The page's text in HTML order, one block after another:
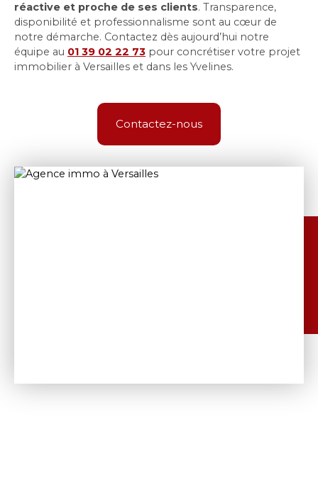
réactive et proche de ses clients. Transparence,
disponibilité et professionnalisme sont au cœur de
notre démarche. Contactez dès aujourd’hui notre
équipe au 01 39 02 22 73 pour concrétiser votre projet
immobilier à Versailles et dans les Yvelines.
Contactez-nous